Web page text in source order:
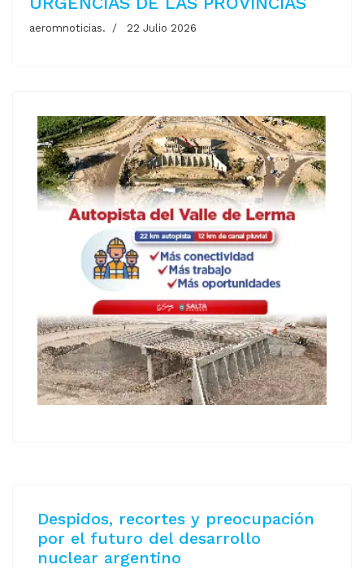
aeromnoticias. 22 Julio 2026
Despidos, recortes y preocupación
por el futuro del desarrollo
nuclear argentino